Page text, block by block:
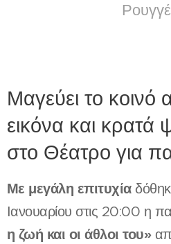
Μαγεύει το
εικόνα και
στο Θέατρο για
Με μεγάλη επιτυχία
Ιανουαρίου στις 20:00 η
η ζωή και οι άθλοι του»